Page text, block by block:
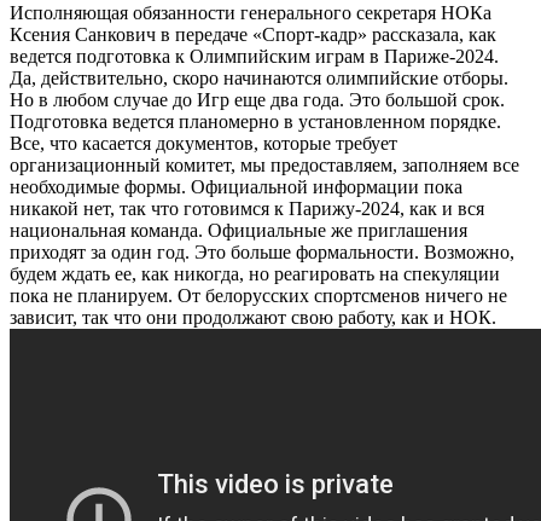
Исполняющая обязанности генерального секретаря НОКа
Ксения Санкович в передаче «Спорт-кадр» рассказала, как
ведется подготовка к Олимпийским играм в Париже-2024.
Да, действительно, скоро начинаются олимпийские отборы.
Но в любом случае до Игр еще два года. Это большой срок.
Подготовка ведется планомерно в установленном порядке.
Все, что касается документов, которые требует
организационный комитет, мы предоставляем, заполняем все
необходимые формы. Официальной информации пока
никакой нет, так что готовимся к Парижу-2024, как и вся
национальная команда. Официальные же приглашения
приходят за один год. Это больше формальности. Возможно,
будем ждать ее, как никогда, но реагировать на спекуляции
пока не планируем. От белорусских спортсменов ничего не
зависит, так что они продолжают свою работу, как и НОК.